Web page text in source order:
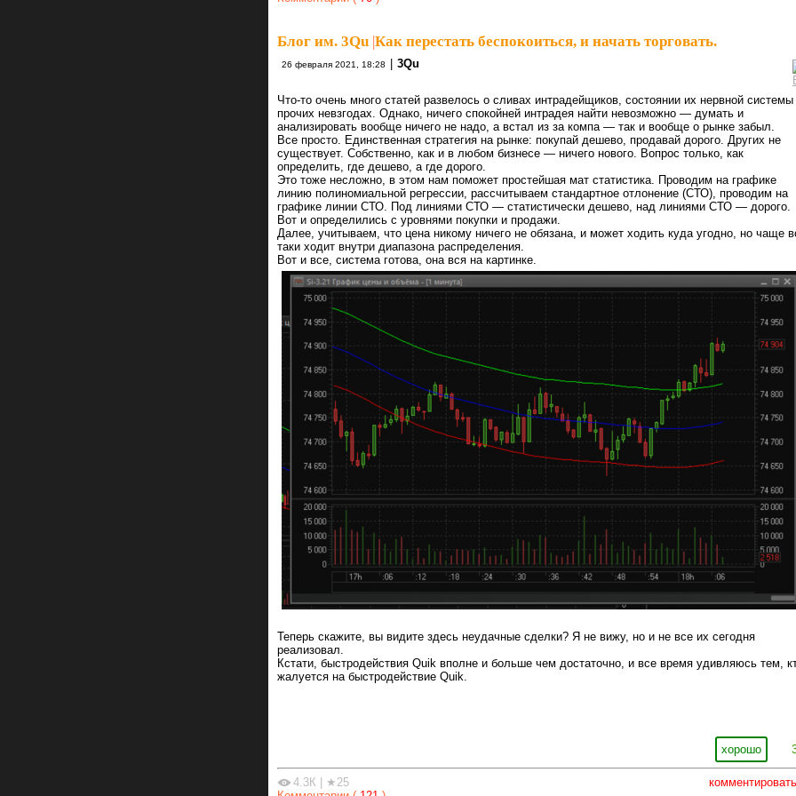
Блог им. 3Qu |Как перестать беспокоиться, и начать торговать.
26 февраля 2021, 18:28 | 3Qu
Что-то очень много статей развелось о сливах интрадейщиков, состоянии их нервной системы
прочих невзгодах. Однако, ничего спокойней интрадея найти невозможно — думать и
анализировать вообще ничего не надо, а встал из за компа — так и вообще о рынке забыл.
Все просто. Единственная стратегия на рынке: покупай дешево, продавай дорого. Других не
существует. Собственно, как и в любом бизнесе — ничего нового. Вопрос только, как
определить, где дешево, а где дорого.
Это тоже несложно, в этом нам поможет простейшая мат статистика. Проводим на графике
линию полиномиальной регрессии, рассчитываем стандартное отлонение (СТО), проводим на
графике линии СТО. Под линиями СТО — статистически дешево, над линиями СТО — дорого.
Вот и определились с уровнями покупки и продажи.
Далее, учитываем, что цена никому ничего не обязана, и может ходить куда угодно, но чаще
таки ходит внутри диапазона распределения.
Вот и все, система готова, она вся на картинке.
Теперь скажите, вы видите здесь неудачные сделки? Я не вижу, но и не все их сегодня
реализовал.
Кстати, быстродействия Quik вполне и больше чем достаточно, и все время удивляюсь тем,
жалуется на быстродействие Quik.
хорошо
комментировать
4.3К
★25